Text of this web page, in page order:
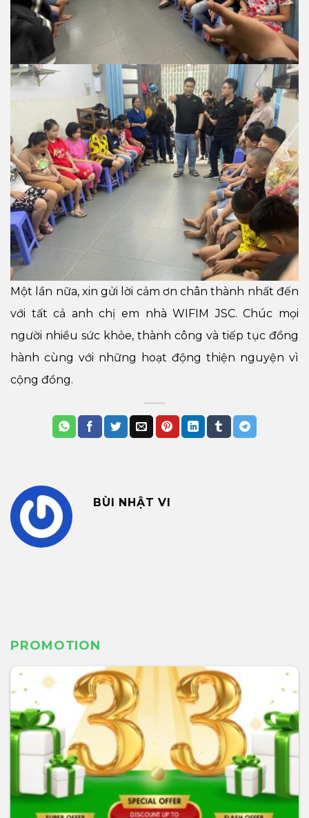
Một lần nữa, xin gửi lời cảm ơn chân thành nhất đến
với tất cả anh chị em nhà WIFIM JSC. Chúc mọi
người nhiều sức khỏe, thành công và tiếp tục đồng
hành cùng với những hoạt động thiện nguyện vì
cộng đồng.
BÙI NHẬT VI
PROMOTION